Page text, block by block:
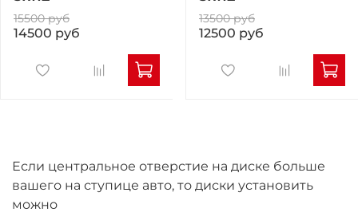
15500 руб
14500 руб
13500 руб
12500 руб
Если центральное отверстие на диске больше
вашего на ступице авто, то диски установить
можно